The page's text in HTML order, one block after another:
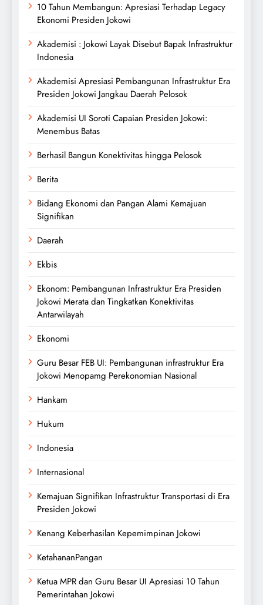
10 Tahun Membangun: Apresiasi Terhadap Legacy
Ekonomi Presiden Jokowi
Akademisi : Jokowi Layak Disebut Bapak Infrastruktur
Indonesia
Akademisi Apresiasi Pembangunan Infrastruktur Era
Presiden Jokowi Jangkau Daerah Pelosok
Akademisi UI Soroti Capaian Presiden Jokowi:
Menembus Batas
Berhasil Bangun Konektivitas hingga Pelosok
Berita
Bidang Ekonomi dan Pangan Alami Kemajuan
Signifikan
Daerah
Ekbis
Ekonom: Pembangunan Infrastruktur Era Presiden
Jokowi Merata dan Tingkatkan Konektivitas
Antarwilayah
Ekonomi
Guru Besar FEB UI: Pembangunan infrastruktur Era
Jokowi Menopamg Perekonomian Nasional
Hankam
Hukum
Indonesia
Internasional
Kemajuan Signifikan Infrastruktur Transportasi di Era
Presiden Jokowi
Kenang Keberhasilan Kepemimpinan Jokowi
KetahananPangan
Ketua MPR dan Guru Besar UI Apresiasi 10 Tahun
Pemerintahan Jokowi